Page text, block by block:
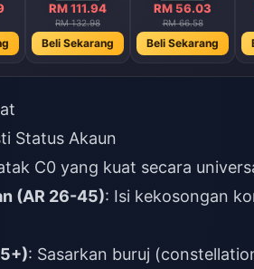
RM 111.94
RM 132.98
Beli Sekarang
RM 56.03
RM 66.58
Beli Sekarang
Status Akaun
C0 yang kuat secara
(AR 26-45): Isi kekosongan
: Sasarkan buruj